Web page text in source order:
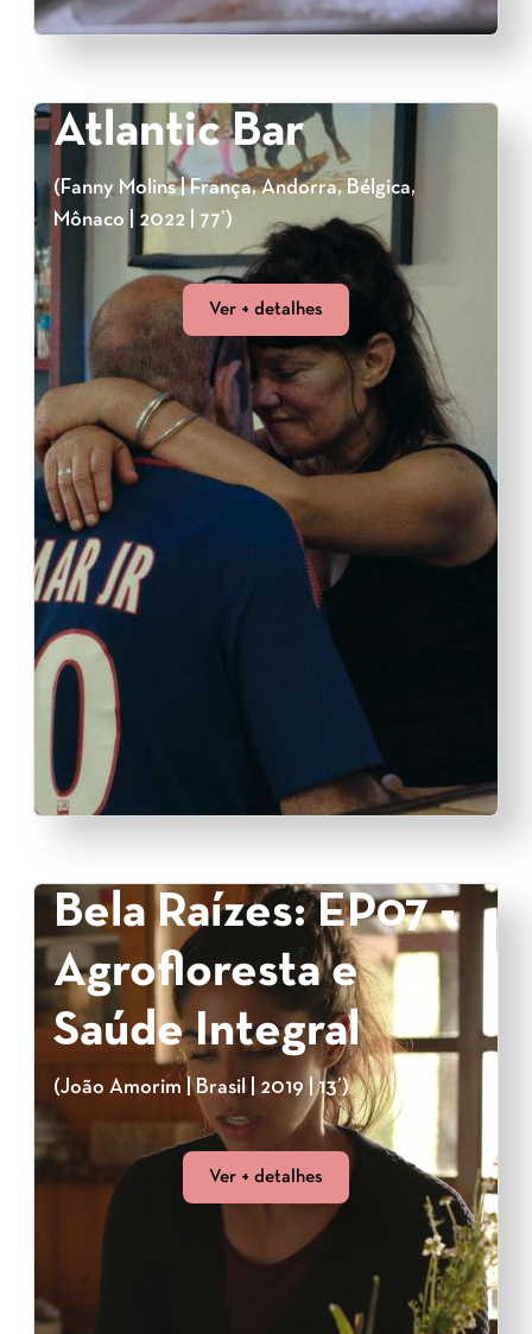
Atlantic Bar
(Fanny Molins | França, Andorra, Bélgica,
Mônaco | 2022 | 77’)
Ver + detalhes
Bela Raízes: EP07 -
Agrofloresta e
Saúde Integral
(João Amorim | Brasil | 2019 | 13’)
Ver + detalhes